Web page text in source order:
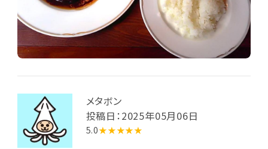
メタボン
投稿日：2025年05月06日
5.0★★★★★